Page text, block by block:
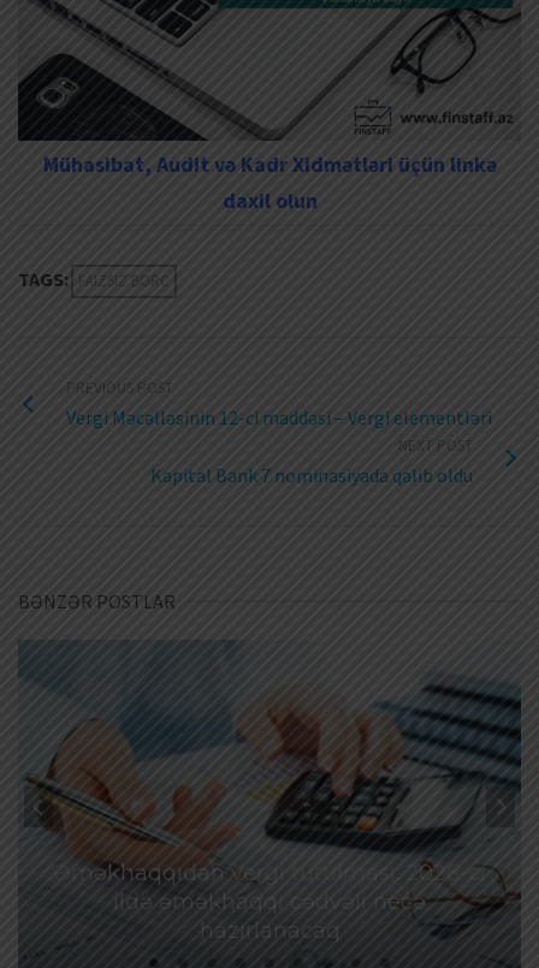
Mühasibat, Audit və Kadr Xidmətləri üçün linkə
daxil olun
TAGS: FAIZSIZ BORC
PREVIOUS POST
Vergi Məcəlləsinin 12-ci maddəsi – Vergi elementləri
NEXT POST
Kapital Bank 7 nominasiyada qalib oldu
BƏNZƏR POSTLAR
Əməkhaqqıdan vergi tutulması: 2026-cı
ildə əməkhaqqı cədvəli necə
hazırlanacaq